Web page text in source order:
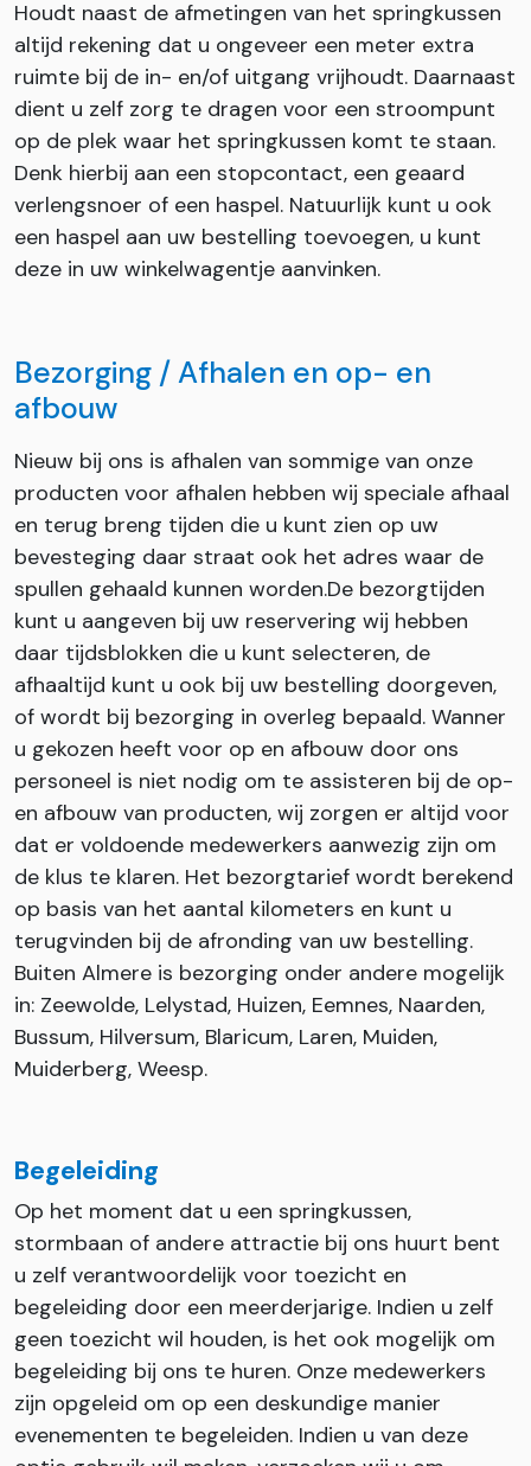
Houdt naast de afmetingen van het springkussen
altijd rekening dat u ongeveer een meter extra
ruimte bij de in- en/of uitgang vrijhoudt. Daarnaast
dient u zelf zorg te dragen voor een stroompunt
op de plek waar het springkussen komt te staan.
Denk hierbij aan een stopcontact, een geaard
verlengsnoer of een haspel. Natuurlijk kunt u ook
een haspel aan uw bestelling toevoegen, u kunt
deze in uw winkelwagentje aanvinken.
Bezorging / Afhalen en op- en
afbouw
Nieuw bij ons is afhalen van sommige van onze
producten voor afhalen hebben wij speciale afhaal
en terug breng tijden die u kunt zien op uw
bevesteging daar straat ook het adres waar de
spullen gehaald kunnen worden.De bezorgtijden
kunt u aangeven bij uw reservering wij hebben
daar tijdsblokken die u kunt selecteren, de
afhaaltijd kunt u ook bij uw bestelling doorgeven,
of wordt bij bezorging in overleg bepaald. Wanner
u gekozen heeft voor op en afbouw door ons
personeel is niet nodig om te assisteren bij de op-
en afbouw van producten, wij zorgen er altijd voor
dat er voldoende medewerkers aanwezig zijn om
de klus te klaren. Het bezorgtarief wordt berekend
op basis van het aantal kilometers en kunt u
terugvinden bij de afronding van uw bestelling.
Buiten Almere is bezorging onder andere mogelijk
in: Zeewolde, Lelystad, Huizen, Eemnes, Naarden,
Bussum, Hilversum, Blaricum, Laren, Muiden,
Muiderberg, Weesp.
Begeleiding
Op het moment dat u een springkussen,
stormbaan of andere attractie bij ons huurt bent
u zelf verantwoordelijk voor toezicht en
begeleiding door een meerderjarige. Indien u zelf
geen toezicht wil houden, is het ook mogelijk om
begeleiding bij ons te huren. Onze medewerkers
zijn opgeleid om op een deskundige manier
evenementen te begeleiden. Indien u van deze